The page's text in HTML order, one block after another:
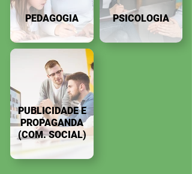
PEDAGOGIA PSICOLOGIA
PUBLICIDADE E
PROPAGANDA
(COM. SOCIAL)